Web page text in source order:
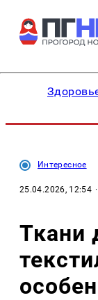
Интересное
25.04.2026, 12:54
Ткани